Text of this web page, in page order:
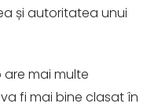
și autoritatea unui
mai multe
fi mai bine clasat în